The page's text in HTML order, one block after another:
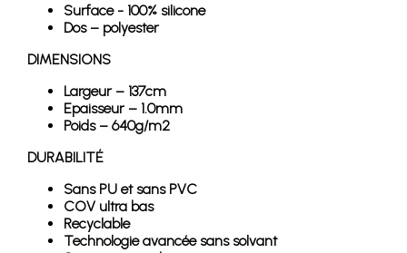
Surface - 100% silicone
Dos – polyester
DIMENSIONS
Largeur – 137cm
Epaisseur – 1.0mm
Poids – 640g/m2
DURABILITÉ
Sans PU et sans PVC
COV ultra bas
Recyclable
Technologie avancée sans solvant